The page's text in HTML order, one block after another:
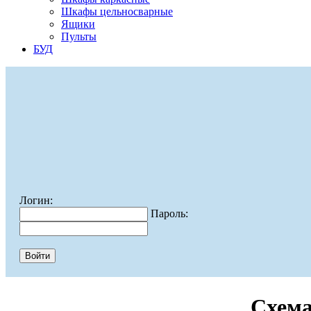
Шкафы цельносварные
Ящики
Пульты
БУД
Логин:
Пароль: